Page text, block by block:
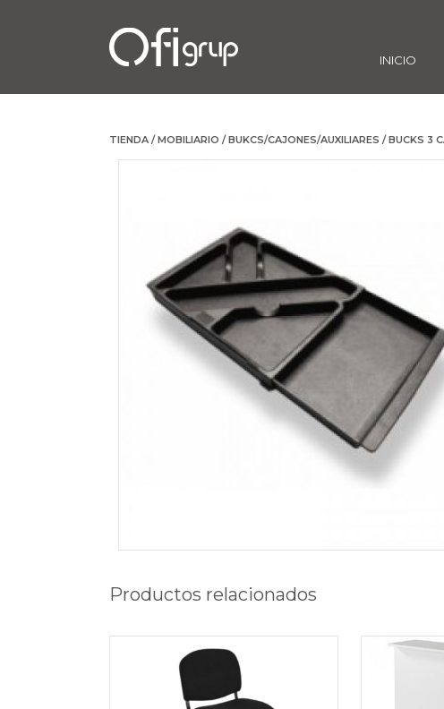
INICIO
TIENDA /MOBILIARIO /BUKCS/CAJONES/AUXILIARES /BUCKS 3
Productos relacionados